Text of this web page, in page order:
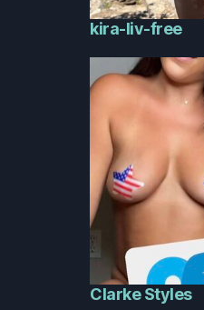
kira-liv-free
Clarke Styles